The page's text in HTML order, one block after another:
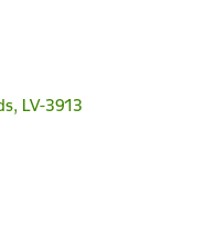
LV-3913